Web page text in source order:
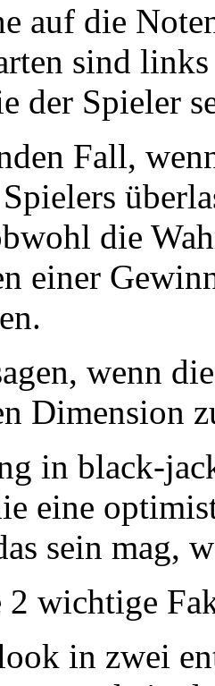
auf die
sind
der Spieler
Fall,
die
einer
wenn
Dimension
in black-
eine
sein mag,
2 wichtige
in zwei